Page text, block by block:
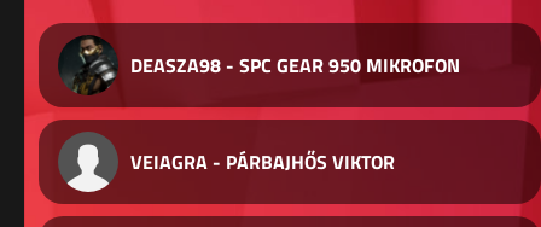
DEASZA98 - SPC GEAR 950 MIKROFON
VEIAGRA - PÁRBAJHŐS VIKTOR